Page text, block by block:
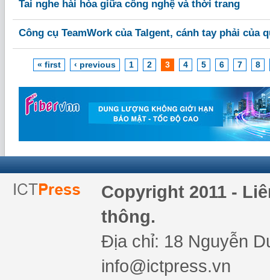
Tai nghe hài hòa giữa công nghệ và thời trang
Công cụ TeamWork của Talgent, cánh tay phải của
« first ‹ previous 1 2 3 4 5 6 7 8
Copyright 2011 -
thông.
Địa chỉ: 18 Nguyễn
info@ictpress.vn